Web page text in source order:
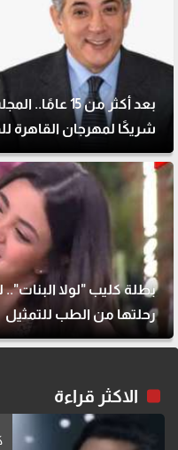
بعد أكثر من 15
شريكًا لمهرجان القاهرة
بطلة كليب "لولا
رحلتها من الطب للتمثيل
الاكثر قراءة